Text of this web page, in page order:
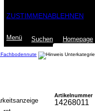
ZUSTIMMENABLEHNEN
Menü Suchen Homepage
Artikelnummer
14268011